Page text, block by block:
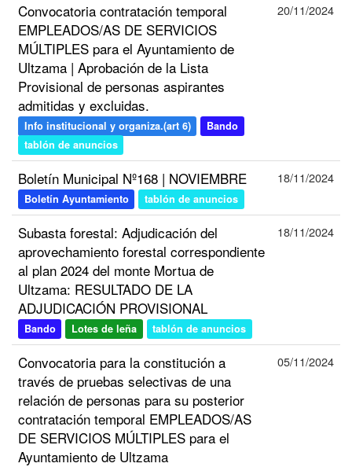
Convocatoria contratación temporal
EMPLEADOS/AS DE SERVICIOS
MÚLTIPLES para el Ayuntamiento de
Ultzama | Aprobación de la Lista
Provisional de personas aspirantes
admitidas y excluidas.
Info institucional y organiza.(art 6)
Bando
tablón de anuncios
20/11/2024
Boletín Municipal Nº168 | NOVIEMBRE
Boletín Ayuntamiento tablón de anuncios
18/11/2024
Subasta forestal: Adjudicación del
aprovechamiento forestal correspondiente
al plan 2024 del monte Mortua de
Ultzama: RESULTADO DE LA
ADJUDICACIÓN PROVISIONAL
Bando Lotes de leña tablón de anuncios
18/11/2024
Convocatoria para la constitución a
través de pruebas selectivas de una
relación de personas para su posterior
contratación temporal EMPLEADOS/AS
DE SERVICIOS MÚLTIPLES para el
Ayuntamiento de Ultzama
05/11/2024